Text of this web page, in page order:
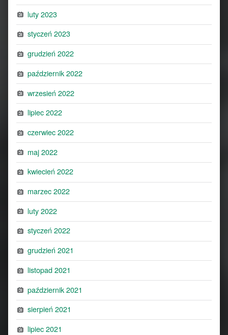
luty 2023
styczeń 2023
grudzień 2022
październik 2022
wrzesień 2022
lipiec 2022
czerwiec 2022
maj 2022
kwiecień 2022
marzec 2022
luty 2022
styczeń 2022
grudzień 2021
listopad 2021
październik 2021
sierpień 2021
lipiec 2021